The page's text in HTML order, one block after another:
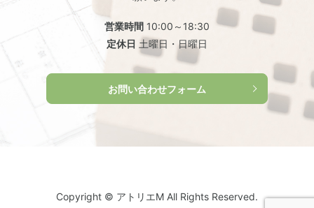
営業時間 10:00～18:30
定休日 土曜日・日曜日
お問い合わせフォーム
Copyright © アトリエM All Rights Reserved.